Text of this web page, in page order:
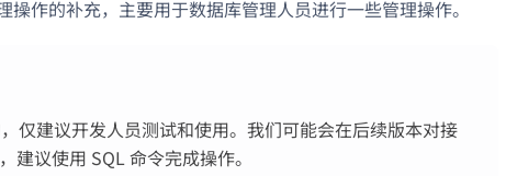
作的补充，主要用于数据库管理人员进行一些管理操作。
仅建议开发人员测试和使用。我们可能会在后续版本对接
建议使用 SQL 命令完成操作。